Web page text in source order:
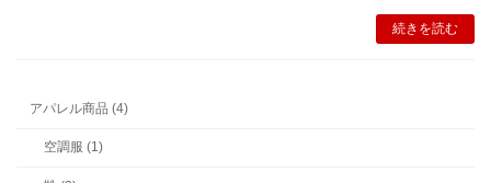
続きを読む
アパレル商品 (4)
空調服 (1)